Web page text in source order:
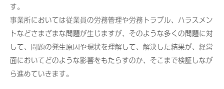
す。
事業所においては従業員の労務管理や労務トラブル、ハラスメン
トなどさまざまな問題が生じますが、そのような多くの問題に対
して、問題の発生原因や現状を理解して、解決した結果が、経営
面においてどのような影響をもたらすのか、そこまで検証しなが
ら進めていきます。